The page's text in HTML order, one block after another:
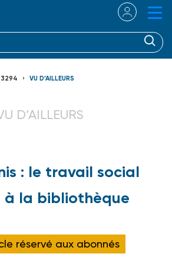
3294 VU D’AILLEURS
D’AILLEURS
: le travail social
à la bibliothèque
réservé aux abonnés